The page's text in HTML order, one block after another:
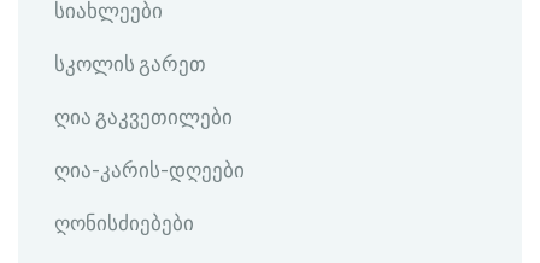
სიახლეები
სკოლის გარეთ
ღია გაკვეთილები
ღია-კარის-დღეები
ღონისძიებები